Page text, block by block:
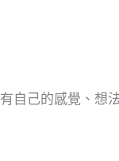
自己的感覺、想